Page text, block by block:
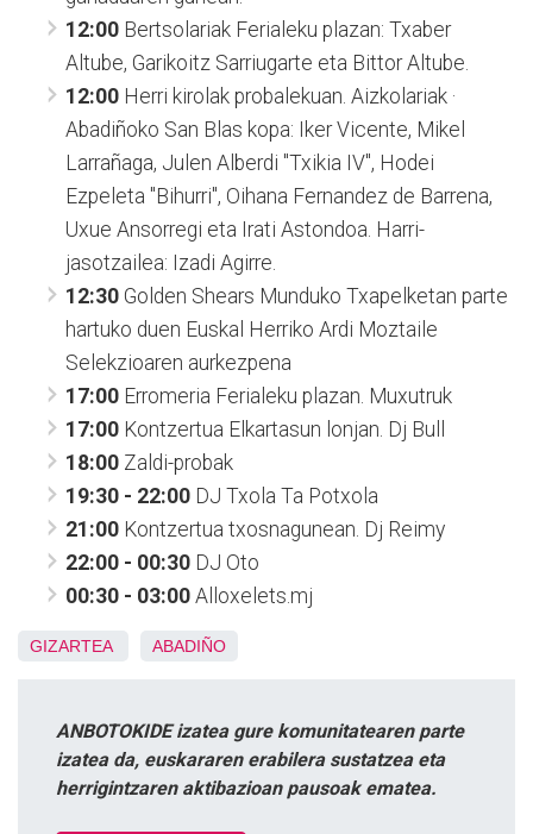
12:00 Bertsolariak Ferialeku plazan: Txaber
Altube, Garikoitz Sarriugarte eta Bittor Altube.
12:00 Herri kirolak probalekuan. Aizkolariak ·
Abadiñoko San Blas kopa: Iker Vicente, Mikel
Larrañaga, Julen Alberdi "Txikia IV", Hodei
Ezpeleta "Bihurri", Oihana Fernandez de Barrena,
Uxue Ansorregi eta Irati Astondoa. Harri-
jasotzailea: Izadi Agirre.
12:30 Golden Shears Munduko Txapelketan parte
hartuko duen Euskal Herriko Ardi Moztaile
Selekzioaren aurkezpena
17:00 Erromeria Ferialeku plazan. Muxutruk
17:00 Kontzertua Elkartasun lonjan. Dj Bull
18:00 Zaldi-probak
19:30 - 22:00 DJ Txola Ta Potxola
21:00 Kontzertua txosnagunean. Dj Reimy
22:00 - 00:30 DJ Oto
00:30 - 03:00 Alloxelets.mj
GIZARTEA ABADIÑO
ANBOTOKIDE izatea gure komunitatearen parte
izatea da, euskararen erabilera sustatzea eta
herrigintzaren aktibazioan pausoak ematea.